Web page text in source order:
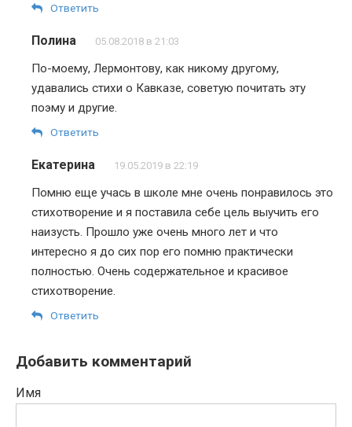
Ответить
Полина 05.08.2018 в 21:03
По-моему, Лермонтову, как никому другому,
удавались стихи о Кавказе, советую почитать эту
поэму и другие.
Ответить
Екатерина 19.05.2019 в 22:19
Помню еще учась в школе мне очень понравилось это
стихотворение и я поставила себе цель выучить его
наизусть. Прошло уже очень много лет и что
интересно я до сих пор его помню практически
полностью. Очень содержательное и красивое
стихотворение.
Ответить
Добавить комментарий
Имя